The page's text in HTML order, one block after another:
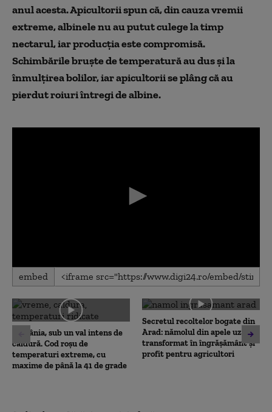
anul acesta. Apicultorii spun că, din cauza vremii
extreme, albinele nu au putut culege la timp
nectarul, iar producția este compromisă.
Schimbările bruște de temperatură au dus și la
înmulțirea bolilor, iar apicultorii se plâng că au
pierdut roiuri întregi de albine.
0
seconds
0
seconds
embed
România, sub un val intens de
căldură. Cod roșu de
temperaturi extreme, cu
maxime de până la 41 de grade
Secretul recoltelor bogate din
Arad: nămolul din apele uzate,
transformat în îngrășământ și
profit pentru agricultori